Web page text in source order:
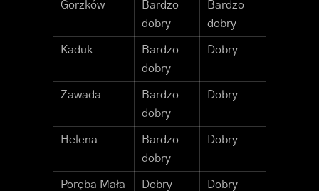
Gorzków
Bardzo
dobry
Bardzo
dobry
Kaduk
Bardzo
dobry
Dobry
Zawada
Bardzo
dobry
Dobry
Helena
Bardzo
dobry
Dobry
Poręba Mała Dobry Dobry